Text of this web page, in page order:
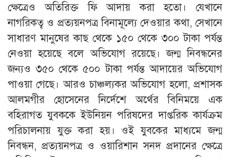
ক্ষেত্রেও অতিরিক্ত ফি আদায় করা হতো। যেখানে
নাগরিকত্ব ও প্রত্যয়নপত্র বিনামূল্যে দেওয়ার কথা, সেখানে
সাধারণ মানুষের কাছ থেকে ১৫০ থেকে ৩০০ টাকা পর্যন্ত
নেওয়া হয়েছে বলে অভিযোগ রয়েছে। জন্ম নিবন্ধনের
জন্যও ৩৫০ থেকে ৫০০ টাকা পর্যন্ত আদায়ের অভিযোগ
পাওয়া গেছে। আরও চাঞ্চল্যকর অভিযোগ হলো, প্রশাসক
আলমগীর হোসেনের নির্দেশে অর্থের বিনিময়ে এক
বহিরাগত যুবককে ইউনিয়ন পরিষদের দাপ্তরিক কার্যক্রম
পরিচালনায় যুক্ত করা হয়। ওই যুবকের মাধ্যমে জন্ম
নিবন্ধন, প্রত্যয়নপত্র ও ওয়ারিশান সনদ প্রদানের ক্ষেত্রে